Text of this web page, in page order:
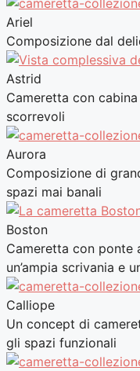
Ariel
Composizione dal
Astrid
Cameretta con
scorrevoli
Aurora
Composizione di
spazi mai banali
Boston
Cameretta con ponte
un’ampia scrivania e
Calliope
Un concept di
gli spazi funzionali